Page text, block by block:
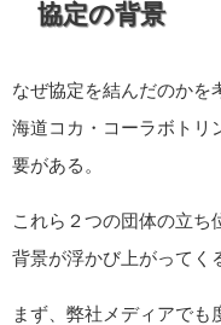
協定の背景
なぜ協定を結んだのかを
海道コカ・コーラボトリ
要がある。
これら２つの団体の立ち
背景が浮かび上がってく
まず、弊社メディアでも